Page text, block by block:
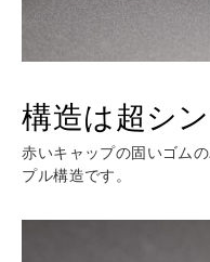
構造は超シ
赤いキャップの固いゴム
プル構造です。